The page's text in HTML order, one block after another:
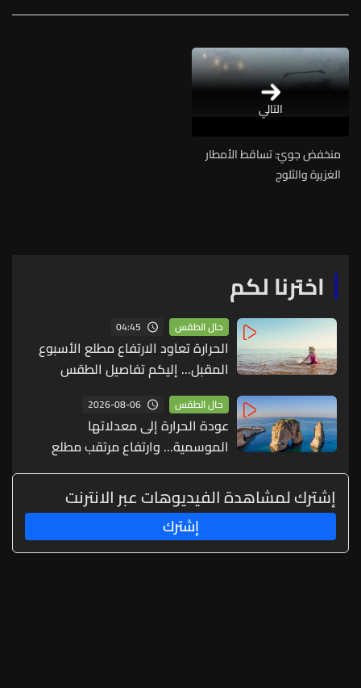
التالي
منخفض جويّ: تساقط الأمطار
الغزيرة والثلوج
اخترنا لكم
حال الطقس 04:45
الحرارة تعاود الارتفاع مطلع الأسبوع
المقبل... إليكم تفاصيل الطقس
حال الطقس 2026-08-06
عودة الحرارة إلى معدلاتها
الموسمية... وارتفاع مرتقب مطلع
الأسبوع المقبل
إشترك لمشاهدة الفيديوهات عبر الانترنت
إشترك